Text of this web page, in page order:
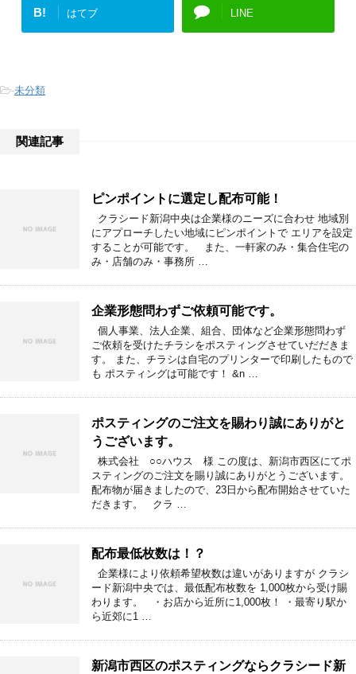
B! はてブ LINE
-未分類
関連記事
ピンポイントに選定し配布可能！
クラシード新潟中央は企業様のニーズに合わせ 地域別
にアプローチしたい地域にピンポイントで エリアを設定
することが可能です。 また、一軒家のみ・集合住宅の
み・店舗のみ・事務所 …
企業形態問わずご依頼可能です。
個人事業、法人企業、組合、団体など企業形態問わず
ご依頼を受けたチラシをポスティングさせていだだきま
す。 また、チラシは自宅のプリンターで印刷したもので
も ポスティングは可能です！ &n …
ポスティングのご注文を賜わり誠にありがと
うございます。
株式会社 ○○ハウス 様 この度は、新潟市西区にてポ
スティングのご注文を賜り誠にありがとうございます。
配布物が届きましたので、23日から配布開始させていた
だきます。 クラ …
配布最低枚数は！？
企業様により依頼希望枚数は違いがありますが クラシ
ード新潟中央では、最低配布枚数を 1,000枚から受け賜
わります。 ・お店から近所に1,000枚！ ・最寄り駅か
ら近郊に1 …
新潟市西区のポスティングならクラシード新